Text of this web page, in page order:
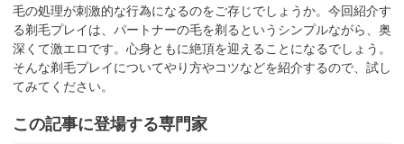
毛の処理が刺激的な行為になるのをご存じでしょうか。今回紹介す
る剃毛プレイは、パートナーの毛を剃るというシンプルながら、奥
深くて激エロです。心身ともに絶頂を迎えることになるでしょう。
そんな剃毛プレイについてやり方やコツなどを紹介するので、試し
てみてください。
この記事に登場する専門家